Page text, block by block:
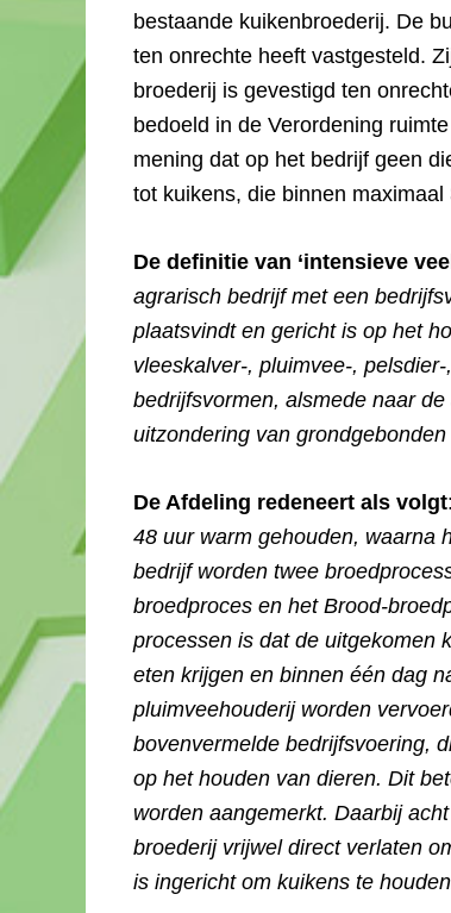
bestaande kuikenbroederij. De
ten onrechte heeft vastgesteld.
broederij is gevestigd ten
bedoeld in de Verordening
mening dat op het bedrijf geen
tot kuikens, die binnen
De definitie van ‘intensieve
agrarisch bedrijf met een
plaatsvindt en gericht is op het
vleeskalver-, pluimvee-,
bedrijfsvormen, alsmede naar
uitzondering van
De Afdeling redeneert als volgt
48 uur warm gehouden, waarna
bedrijf worden twee
broedproces en het Brood-
processen is dat de uitgekomen
eten krijgen en binnen één dag
pluimveehouderij worden
bovenvermelde bedrijfsvoering,
op het houden van dieren. Dit
worden aangemerkt. Daarbij
broederij vrijwel direct verlaten
is ingericht om kuikens te